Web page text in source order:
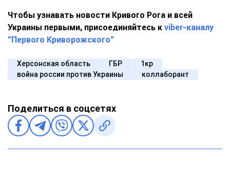
Чтобы узнавать новости Кривого Рога и всей
Украины первыми, присоединяйтесь к viber-каналу
"Первого Криворожского"
Херсонская область ГБР
1кр
война россии против Украины
коллаборант
Поделиться в соцсетях